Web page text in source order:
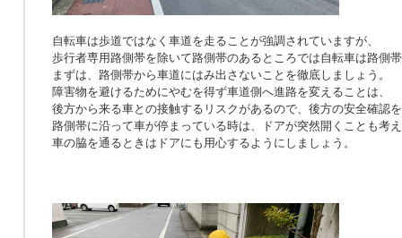
自転車は歩道ではなく車道を走ることが強調されていますが、
歩行者専用路側帯を除いて路側帯のあるところでは自転車は路側
まずは、路側帯から車道にはみ出さないことを徹底しましょう。
障害物を避けるためにやむを得ず車道側へ進路を変えることは、
後方から来る車との接触するリスクがあるので、後方の安全確認
路側帯に沿って車が停まっている時は、ドアが突然開くことも考
車の脇を通るときはドアにも用心するようにしましょう。